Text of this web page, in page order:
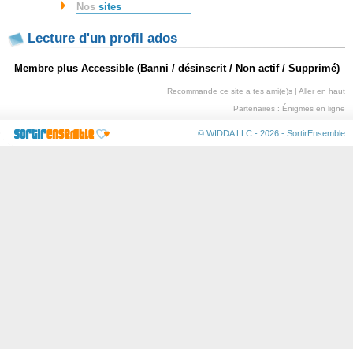
Nossites
Lecture d'un profil ados
Membre plus Accessible (Banni / désinscrit / Non actif / Supprimé)
Recommande ce site a tes ami(e)s
Aller en haut
Partenaires : Énigmes en ligne
© WIDDA LLC - 2026 - SortirEnsemble